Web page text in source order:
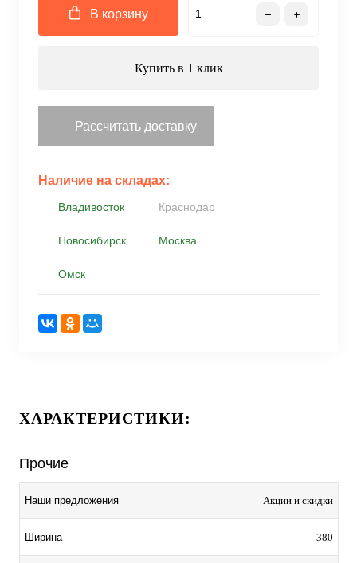
В корзину
Купить в 1 клик
Рассчитать доставку
Наличие на складах:
Владивосток Краснодар
Новосибирск Москва
Омск
ХАРАКТЕРИСТИКИ:
Прочие
Наши предложения Акции и скидки
Ширина 380